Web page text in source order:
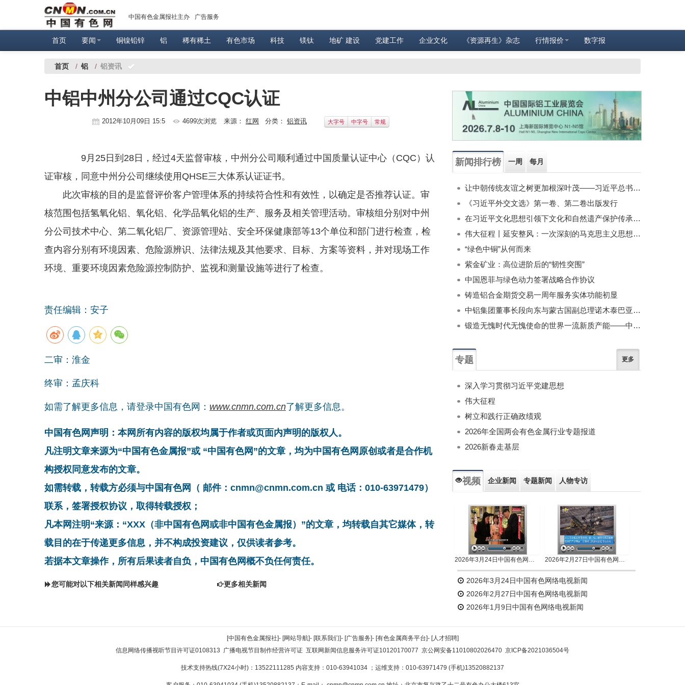
中国有色金属报社主办 广告服务
首页 要闻 铜镍铅锌 铝 稀有稀土 有色市场 科技 镁钛 地矿 建设 党建工作 企业文化 《资源再生》杂志 行情报价 数字报
首页 / 铝 / 铝资讯
中铝中州分公司通过CQC认证
2012年10月09日 15:5 4699次浏览 来源： 红网 分类： 铝资讯 大字号 中字号 常规
9月25日到28日，经过4天监督审核，中州分公司顺利通过中国质量认证中心（CQC）认
证审核，同意中州分公司继续使用QHSE三大体系认证证书。
此次审核的目的是监督评价客户管理体系的持续符合性和有效性，以确定是否推荐认证。审
核范围包括氢氧化铝、氧化铝、化学品氧化铝的生产、服务及相关管理活动。审核组分别对中州
分公司技术中心、第二氧化铝厂、资源管理站、安全环保健康部等13个单位和部门进行检查，检
查内容分别有环境因素、危险源辨识、法律法规及其他要求、目标、方案等资料，并对现场工作
环境、重要环境因素危险源控制防护、监视和测量设施等进行了检查。
责任编辑：安子
二审：淮金
终审：孟庆科
如需了解更多信息，请登录中国有色网： www.cnmn.com.cn了解更多信息。
中国有色网声明：本网所有内容的版权均属于作者或页面内声明的版权人。
凡注明文章来源为“中国有色金属报”或 “中国有色网”的文章，均为中国有色网原创或者是合作机
构授权同意发布的文章。
如需转载，转载方必须与中国有色网（ 邮件：cnmn@cnmn.com.cn 或 电话：010-63971479）
联系，签署授权协议，取得转载授权；
凡本网注明“来源：“XXX（非中国有色网或非中国有色金属报）”的文章，均转载自其它媒体，转
载目的在于传递更多信息，并不构成投资建议，仅供读者参考。
若据本文章操作，所有后果读者自负，中国有色网概不负任何责任。
您可能对以下相关新闻同样感兴趣 更多相关新闻
新闻排行榜 一周 每月
让中朝传统友谊之树更加根深叶茂——习近平总书记对朝鲜进行国事访问纪实
《习近平外交文选》第一卷、第二卷出版发行
在习近平文化思想引领下文化和自然遗产保护传承利用工作开创新局面
伟大征程丨延安整风：一次深刻的马克思主义思想教育运动
“绿色中铜”从何而来
紫金矿业：高位进阶后的“韧性突围”
中国恩菲与绿色动力签署战略合作协议
铸造铝合金期货交易一周年服务实体功能初显
中铝集团董事长段向东与蒙古国副总理诺木泰巴亚尔举行会谈
锻造无愧时代无愧使命的世界一流新质产能——中国有色金属工业的战略应对与破局之道（二）
专题 更多
深入学习贯彻习近平党建思想
伟大征程
树立和践行正确政绩观
2026年全国两会有色金属行业专题报道
2026新春走基层
视频 企业新闻 专题新闻 人物专访
2026年3月24日中国有色网络电视新闻 2026年2月27日中国有色网络电视新闻
2026年3月24日中国有色网络电视新闻
2026年2月27日中国有色网络电视新闻
2026年1月9日中国有色网络电视新闻
[中国有色金属报社]- [网站导航]- [联系我们]- [广告服务]- [有色金属商务平台]- [人才招聘]
信息网络传播视听节目许可证0108313 广播电视节目制作经营许可证 互联网新闻信息服务许可证10120170077 京公网安备11010802026470 京ICP备2021036504号
技术支持热线(7X24小时)：13522111285 内容支持：010-63941034 ；运维支持：010-63971479 (手机)13520882137